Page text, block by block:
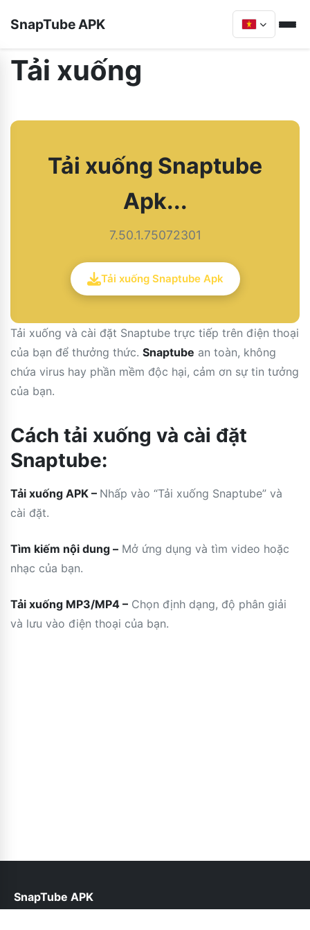
SnapTube APK
Tải xuống
Tải xuống Snaptube
Apk...
7.50.1.75072301
Tải xuống Snaptube Apk
Tải xuống và cài đặt Snaptube trực tiếp trên điện thoại
của bạn để thưởng thức. Snaptube an toàn, không
chứa virus hay phần mềm độc hại, cảm ơn sự tin tưởng
của bạn.
Cách tải xuống và cài đặt
Snaptube:
Tải xuống APK – Nhấp vào “Tải xuống Snaptube” và
cài đặt.
Tìm kiếm nội dung – Mở ứng dụng và tìm video hoặc
nhạc của bạn.
Tải xuống MP3/MP4 – Chọn định dạng, độ phân giải
và lưu vào điện thoại của bạn.
SnapTube APK